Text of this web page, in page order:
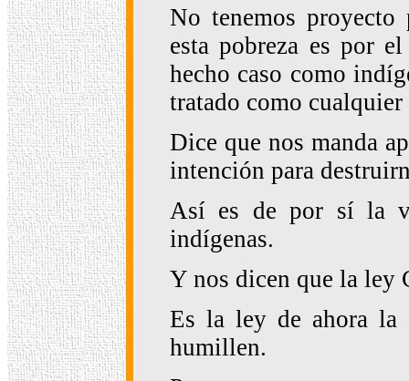
No tenemos
esta pobreza es por
hecho caso como
tratado como cualquier
Dice que nos manda
intención para
Así es de por sí la
indígenas.
Y nos dicen que la ley
Es la ley de ahora la
humillen.